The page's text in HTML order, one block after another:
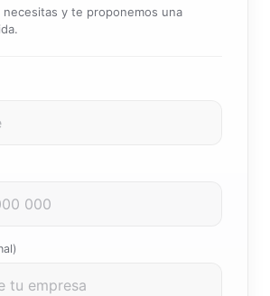
y te proponemos una